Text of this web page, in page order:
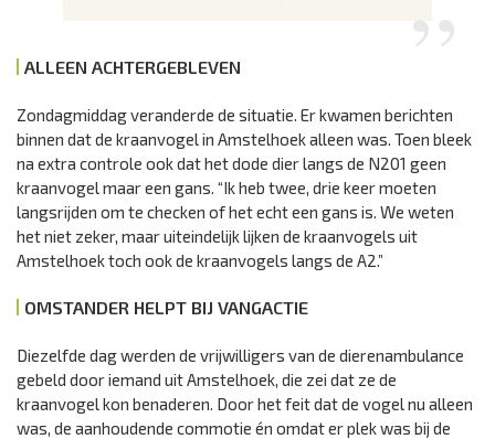
ALLEEN ACHTERGEBLEVEN
Zondagmiddag veranderde de situatie. Er kwamen berichten
binnen dat de kraanvogel in Amstelhoek alleen was. Toen bleek
na extra controle ook dat het dode dier langs de N201 geen
kraanvogel maar een gans. “Ik heb twee, drie keer moeten
langsrijden om te checken of het echt een gans is. We weten
het niet zeker, maar uiteindelijk lijken de kraanvogels uit
Amstelhoek toch ook de kraanvogels langs de A2.”
OMSTANDER HELPT BIJ VANGACTIE
Diezelfde dag werden de vrijwilligers van de dierenambulance
gebeld door iemand uit Amstelhoek, die zei dat ze de
kraanvogel kon benaderen. Door het feit dat de vogel nu alleen
was, de aanhoudende commotie én omdat er plek was bij de